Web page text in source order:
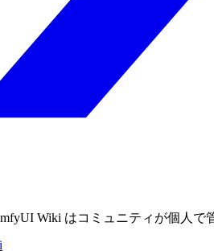
Wiki はコミュニティが個人で